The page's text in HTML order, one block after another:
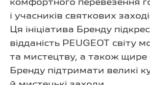
комфортного перевезення
і учасників святкових
Ця ініціатива Бренду
відданість PEUGEOT світу
та мистецтву, а також
Бренду підтримати великі